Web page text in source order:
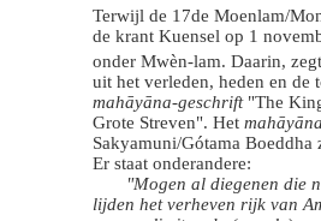
Terwijl de 17de Moenlam/
de krant Kuensel op 1
onder Mwèn-lam. Daarin,
uit het verleden, heden en de
mahāyāna-geschrift"The
Grote Streven". Het
Sakyamuni/Gótama
Er staat onderandere:
"Mogen al diegenen die
lijden het verheven rijk van